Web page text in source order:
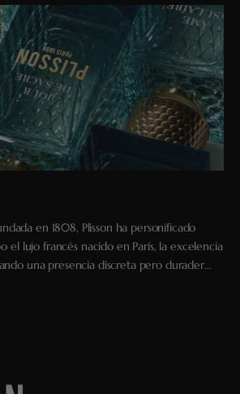
en 1808, Plisson ha personificado
el lujo francés nacido en París, la excelencia
una presencia discreta pero durader...